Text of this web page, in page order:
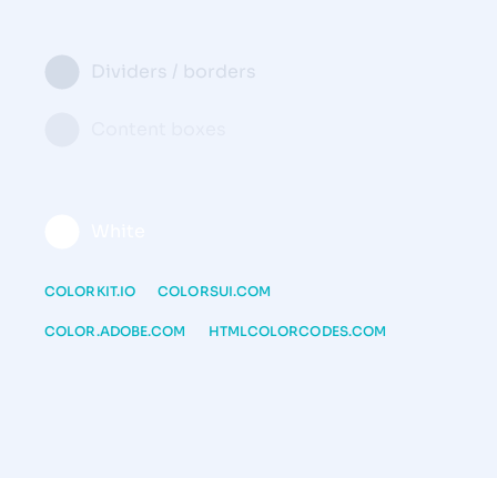
Dividers / borders
COLORKIT.IO COLORSUI.COM
COLOR.ADOBE.COM HTMLCOLORCODES.COM